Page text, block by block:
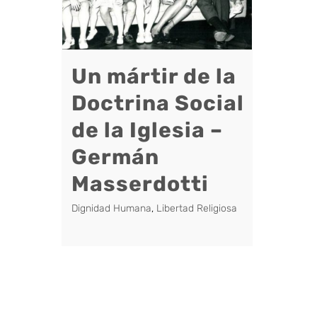
Un mártir de la
Doctrina Social
de la Iglesia –
Germán
Masserdotti
Dignidad Humana, Libertad Religiosa